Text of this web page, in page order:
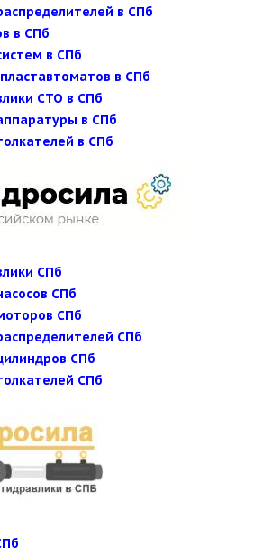
в СПб
в СПб
в СПб
в СПб
СТО в СПб
в СПб
в СПб
СПб
СПб
СПб
СПб
СПб
СПб